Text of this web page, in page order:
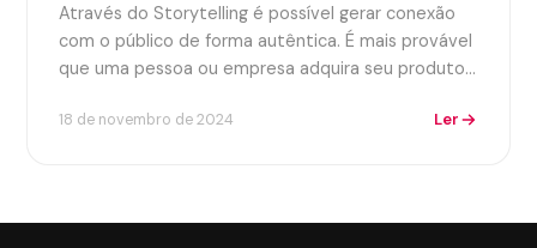
Através do Storytelling é possível gerar conexão
com o público de forma autêntica. É mais provável
que uma pessoa ou empresa adquira seu produto…
18 de novembro de 2024 Ler